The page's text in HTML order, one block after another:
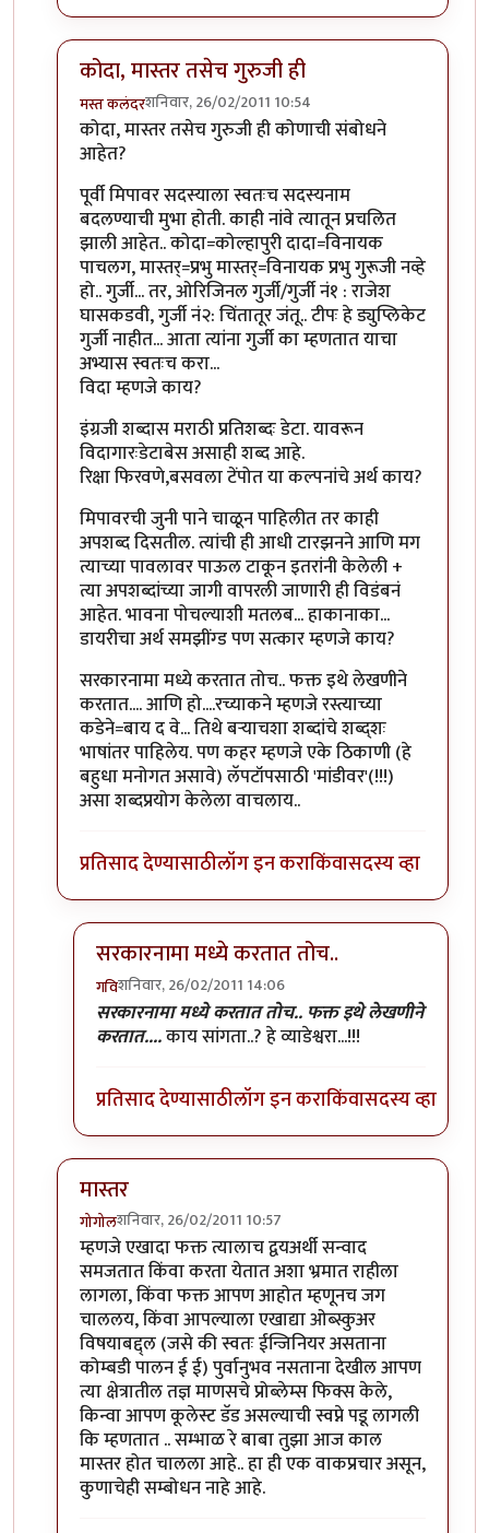
कोदा, मास्तर तसेच गुरुजी ही
मस्त कलंदरशनिवार, 26/02/2011 10:54
In reply toतीनचार महिन्यांत ब-याच शंकाby
कोदा, मास्तर तसेच गुरुजी ही कोणाची संबोधने
आहेत?
पूर्वी मिपावर सदस्याला स्वतःच सदस्यनाम
बदलण्याची मुभा होती. काही नांवे त्यातून प्रचलित
झाली आहेत.. कोदा=कोल्हापुरी दादा=विनायक
पाचलग, मास्तर्=प्रभु मास्तर्=विनायक प्रभु गुरूजी नव्हे
हो.. गुर्जी... तर, ओरिजिनल गुर्जी/गुर्जी नं१ : राजेश
घासकडवी, गुर्जी नं२: चिंतातूर जंतू.. टीपः हे ड्युप्लिकेट
गुर्जी नाहीत... आता त्यांना गुर्जी का म्हणतात याचा
अभ्यास स्वतःच करा...
विदा म्हणजे काय?
इंग्रजी शब्दास मराठी प्रतिशब्दः डेटा. यावरून
विदागारःडेटाबेस असाही शब्द आहे.
रिक्षा फिरवणे,बसवला टेंपोत या कल्पनांचे अर्थ काय?
मिपावरची जुनी पाने चाळून पाहिलीत तर काही
अपशब्द दिसतील. त्यांची ही आधी टारझनने आणि मग
त्याच्या पावलावर पाऊल टाकून इतरांनी केलेली +
त्या अपशब्दांच्या जागी वापरली जाणारी ही विडंबनं
आहेत. भावना पोचल्याशी मतलब... हाकानाका...
डायरीचा अर्थ समझींग्ड पण सत्कार म्हणजे काय?
सरकारनामा मध्ये करतात तोच.. फक्त इथे लेखणीने
करतात.... आणि हो....रच्याकने म्हणजे रस्त्याच्या
कडेने=बाय द वे... तिथे बर्‍याचशा शब्दांचे शब्द्शः
भाषांतर पाहिलेय. पण कहर म्हणजे एके ठिकाणी (हे
बहुधा मनोगत असावे) लॅपटॉपसाठी 'मांडीवर'(!!!)
असा शब्दप्रयोग केलेला वाचलाय..
प्रतिसाद देण्यासाठीलॉग इन कराकिंवासदस्य व्हा
सरकारनामा मध्ये करतात तोच..
गविशनिवार, 26/02/2011 14:06
In reply toकोदा, मास्तर तसेच गुरुजी हीbyमस्त कलंदर
सरकारनामा मध्ये करतात तोच.. फक्त इथे लेखणीने
करतात....काय सांगता..? हे व्याडेश्वरा...!!!
प्रतिसाद देण्यासाठीलॉग इन कराकिंवासदस्य व्हा
मास्तर
गोगोलशनिवार, 26/02/2011 10:57
In reply toतीनचार महिन्यांत ब-याच शंकाby
म्हणजे एखादा फक्त त्यालाच द्वयअर्थी सन्वाद
समजतात किंवा करता येतात अशा भ्रमात राहीला
लागला, किंवा फक्त आपण आहोत म्हणूनच जग
चाललय, किंवा आपल्याला एखाद्या ओब्स्कुअर
विषयाबद्द्ल (जसे की स्वतः ईन्जिनियर असताना
कोम्बडी पालन ई ई) पुर्वानुभव नसताना देखील आपण
त्या क्षेत्रातील तज्ञ माणसचे प्रोब्लेम्स फिक्स केले,
किन्वा आपण कूलेस्ट डॅड असल्याची स्वप्ने पडू लागली
कि म्हणतात .. सम्भाळ रे बाबा तुझा आज काल
मास्तर होत चालला आहे.. हा ही एक वाकप्रचार असून,
कुणाचेही सम्बोधन नाहे आहे.